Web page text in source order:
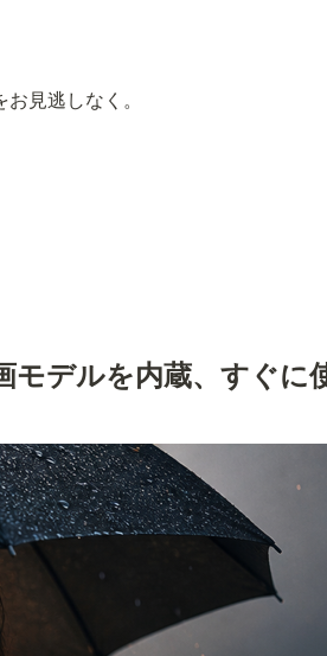
見逃しなく。
モデルを内蔵、すぐに